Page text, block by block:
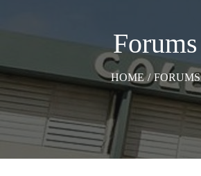
Forums
HOME / FORUMS